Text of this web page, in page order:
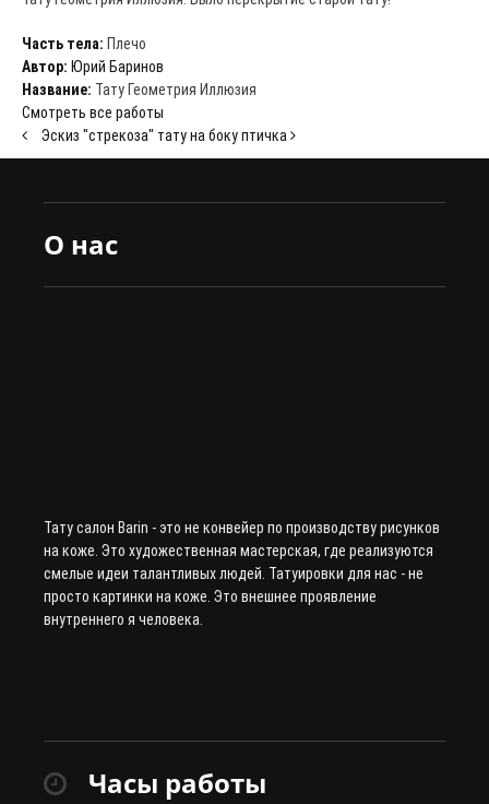
Часть тела: Плечо
Автор: Юрий Баринов
Название: Тату Геометрия Иллюзия
Смотреть все работы
Эскиз "стрекоза" тату на боку птичка
О нас
Тату салон Barin - это не конвейер по производству рисунков
на коже. Это художественная мастерская, где реализуются
смелые идеи талантливых людей. Татуировки для нас - не
просто картинки на коже. Это внешнее проявление
внутреннего я человека.
Часы работы